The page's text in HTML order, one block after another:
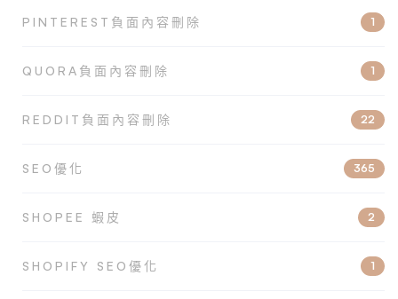
PINTEREST負面內容刪除 1
QUORA負面內容刪除 1
REDDIT負面內容刪除 22
SEO優化 365
SHOPEE 蝦皮 2
SHOPIFY SEO優化 1